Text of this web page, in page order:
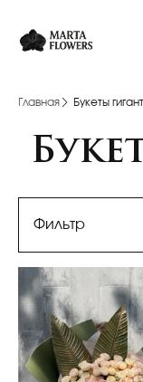
Главная Букеты
Фильтр